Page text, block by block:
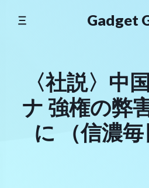
Gadget
〈社説〉中
ナ 強権の弊
に （信濃毎